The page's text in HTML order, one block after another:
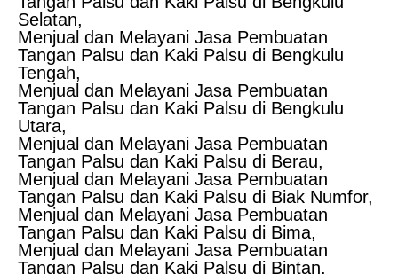
Selatan,
Menjual dan Melayani Jasa Pembuatan
Tangan Palsu dan Kaki Palsu di Bengkulu
Tengah,
Menjual dan Melayani Jasa Pembuatan
Tangan Palsu dan Kaki Palsu di Bengkulu
Utara,
Menjual dan Melayani Jasa Pembuatan
Tangan Palsu dan Kaki Palsu di Berau,
Menjual dan Melayani Jasa Pembuatan
Tangan Palsu dan Kaki Palsu di Biak Numfor,
Menjual dan Melayani Jasa Pembuatan
Tangan Palsu dan Kaki Palsu di Bima,
Menjual dan Melayani Jasa Pembuatan
Tangan Palsu dan Kaki Palsu di Bintan,